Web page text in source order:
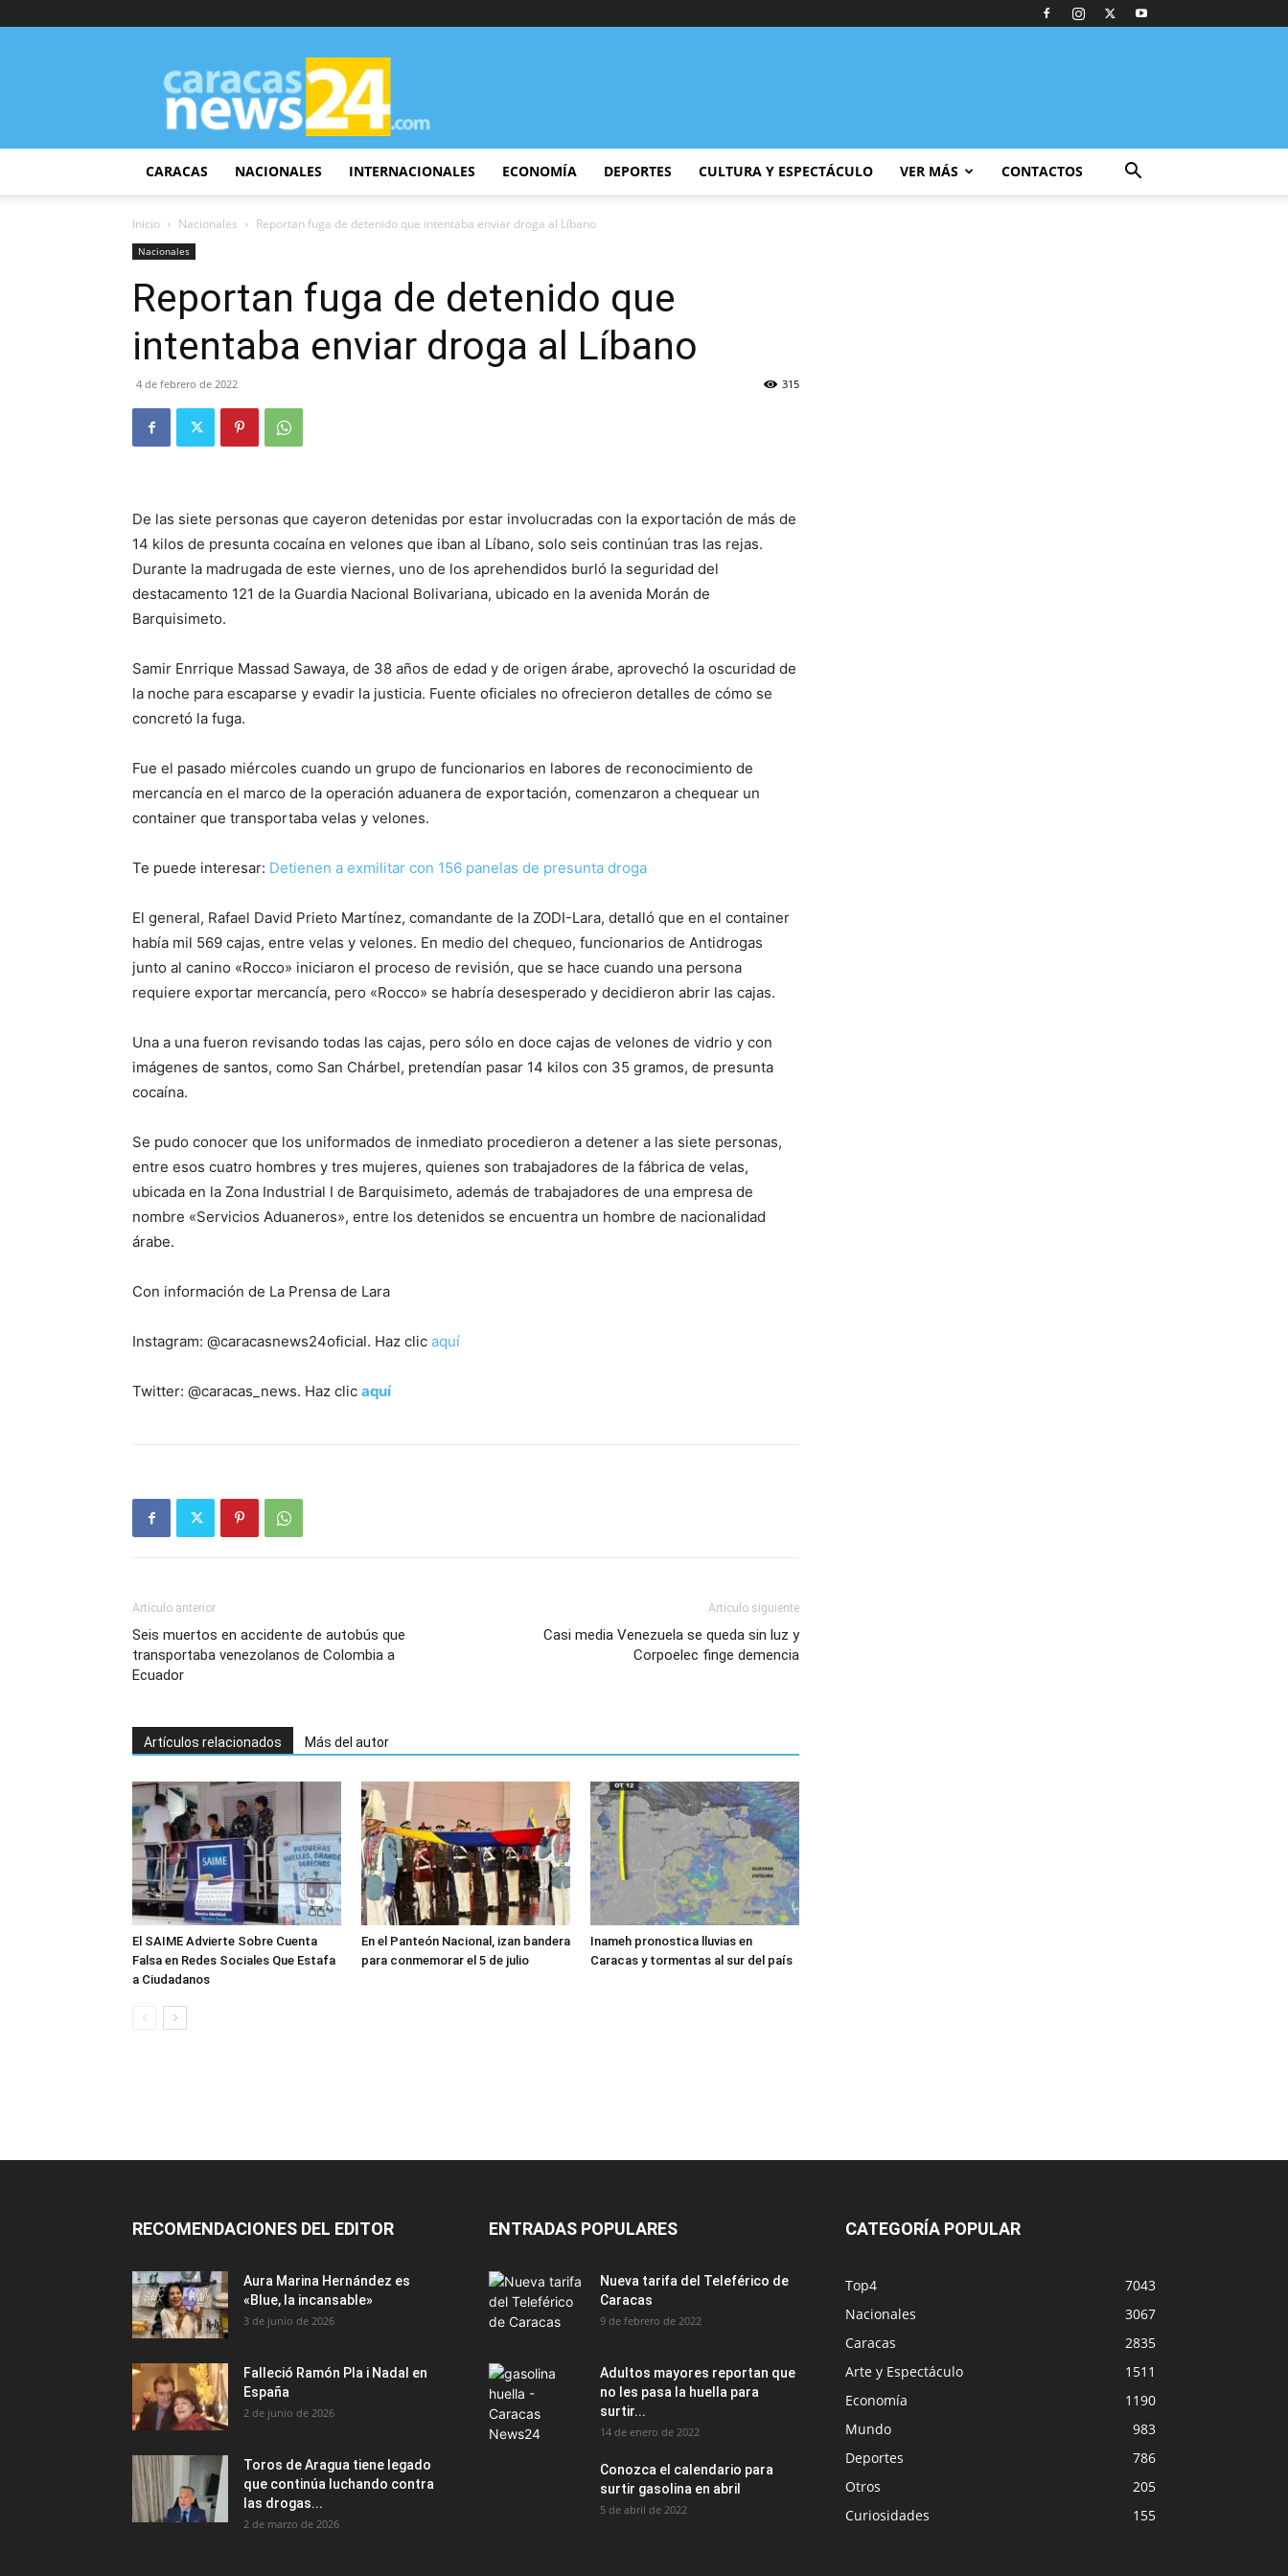
CaracasNews24
CARACAS NACIONALES INTERNACIONALES ECONOMÍA DEPORTES CULTURA Y ESPECTÁCULO VER MÁS CONTACTOS
Inicio Nacionales Reportan fuga de detenido que intentaba enviar droga al Líbano
Nacionales
Reportan fuga de detenido que
intentaba enviar droga al Líbano
4 de febrero de 2022 315
De las siete personas que cayeron detenidas por estar involucradas con la exportación de más de
14 kilos de presunta cocaína en velones que iban al Líbano, solo seis continúan tras las rejas.
Durante la madrugada de este viernes, uno de los aprehendidos burló la seguridad del
destacamento 121 de la Guardia Nacional Bolivariana, ubicado en la avenida Morán de
Barquisimeto.
Samir Enrrique Massad Sawaya, de 38 años de edad y de origen árabe, aprovechó la oscuridad de
la noche para escaparse y evadir la justicia. Fuente oficiales no ofrecieron detalles de cómo se
concretó la fuga.
Fue el pasado miércoles cuando un grupo de funcionarios en labores de reconocimiento de
mercancía en el marco de la operación aduanera de exportación, comenzaron a chequear un
container que transportaba velas y velones.
Te puede interesar: Detienen a exmilitar con 156 panelas de presunta droga
El general, Rafael David Prieto Martínez, comandante de la ZODI-Lara, detalló que en el container
había mil 569 cajas, entre velas y velones. En medio del chequeo, funcionarios de Antidrogas
junto al canino «Rocco» iniciaron el proceso de revisión, que se hace cuando una persona
requiere exportar mercancía, pero «Rocco» se habría desesperado y decidieron abrir las cajas.
Una a una fueron revisando todas las cajas, pero sólo en doce cajas de velones de vidrio y con
imágenes de santos, como San Chárbel, pretendían pasar 14 kilos con 35 gramos, de presunta
cocaína.
Se pudo conocer que los uniformados de inmediato procedieron a detener a las siete personas,
entre esos cuatro hombres y tres mujeres, quienes son trabajadores de la fábrica de velas,
ubicada en la Zona Industrial I de Barquisimeto, además de trabajadores de una empresa de
nombre «Servicios Aduaneros», entre los detenidos se encuentra un hombre de nacionalidad
árabe.
Con información de La Prensa de Lara
Instagram: @caracasnews24oficial. Haz clic aquí
Twitter: @caracas_news. Haz clic aquí
Artículo anterior
Seis muertos en accidente de autobús que
transportaba venezolanos de Colombia a
Ecuador
Artículo siguiente
Casi media Venezuela se queda sin luz y
Corpoelec finge demencia
Artículos relacionados Más del autor
El SAIME Advierte Sobre Cuenta
Falsa en Redes Sociales Que Estafa
a Ciudadanos
En el Panteón Nacional, izan bandera
para conmemorar el 5 de julio
Inameh pronostica lluvias en
Caracas y tormentas al sur del país
RECOMENDACIONES DEL EDITOR
Aura Marina Hernández es
«Blue, la incansable»
3 de junio de 2026
Falleció Ramón Pla i Nadal en
España
2 de junio de 2026
Toros de Aragua tiene legado
que continúa luchando contra
las drogas...
2 de marzo de 2026
ENTRADAS POPULARES
Nueva tarifa del Teleférico de
Caracas
9 de febrero de 2022
Adultos mayores reportan que
no les pasa la huella para
surtir...
14 de enero de 2022
Conozca el calendario para
surtir gasolina en abril
5 de abril de 2022
CATEGORÍA POPULAR
Top4
7043
Nacionales
3067
Caracas
2835
Arte y Espectáculo
1511
Economía
1190
Mundo
983
Deportes
786
Otros
205
Curiosidades
155